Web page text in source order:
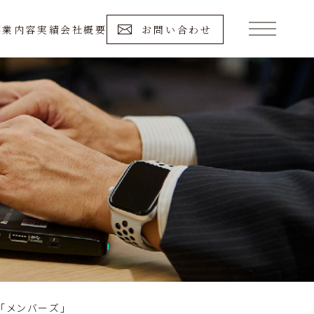
業内容実績会社概要 お問い合わせ
「メンバーズ」